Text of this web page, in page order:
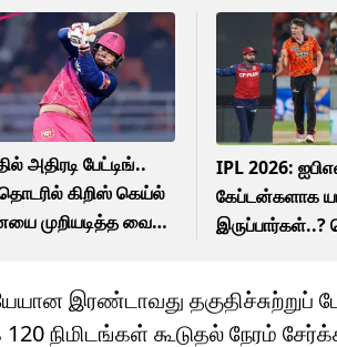
அதிரடி பேட்டிங்..
கிறிஸ் கெய்ல்
முறியடித்த வைபவ்
IPL 2026:
கேப்டன்களாக
இரண்டாவது தகுதிச்சுற்றுப்
நிமிடங்கள் கூடுதல் நேரம்